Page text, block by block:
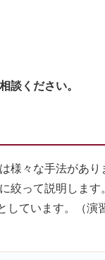
談ください。
様々な手法があり
絞って説明します
しています。（演